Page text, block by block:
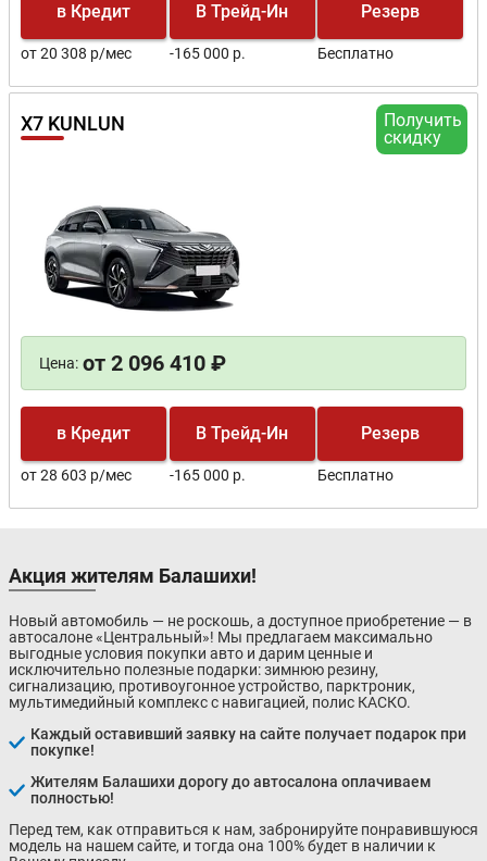
в Кредит
от 20 308 р/мес
В Трейд-Ин
-165 000 р.
Резерв
Бесплатно
Получить
скидку
X7 KUNLUN
Цена: от 2 096 410 ₽
в Кредит
от 28 603 р/мес
В Трейд-Ин
-165 000 р.
Резерв
Бесплатно
Акция жителям Балашихи!
Новый автомобиль — не роскошь, а доступное приобретение — в
автосалоне «Центральный»! Мы предлагаем максимально
выгодные условия покупки авто и дарим ценные и
исключительно полезные подарки: зимнюю резину,
сигнализацию, противоугонное устройство, парктроник,
мультимедийный комплекс с навигацией, полис КАСКО.
Каждый оставивший заявку на сайте получает подарок при
покупке!
Жителям Балашихи дорогу до автосалона оплачиваем
полностью!
Перед тем, как отправиться к нам, забронируйте понравившуюся
модель на нашем сайте, и тогда она 100% будет в наличии к